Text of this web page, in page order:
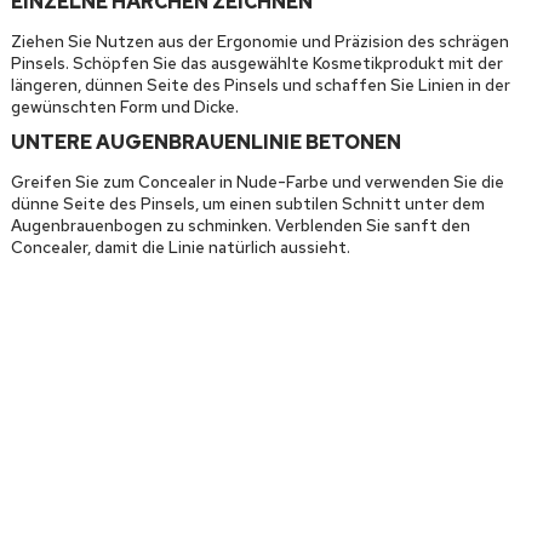
Ziehen Sie Nutzen aus der Ergonomie und Präzision des schrägen
Pinsels. Schöpfen Sie das ausgewählte Kosmetikprodukt mit der
längeren, dünnen Seite des Pinsels und schaffen Sie Linien in der
gewünschten Form und Dicke.
UNTERE AUGENBRAUENLINIE BETONEN
Greifen Sie zum Concealer in Nude-Farbe und verwenden Sie die
dünne Seite des Pinsels, um einen subtilen Schnitt unter dem
Augenbrauenbogen zu schminken. Verblenden Sie sanft den
Concealer, damit die Linie natürlich aussieht.